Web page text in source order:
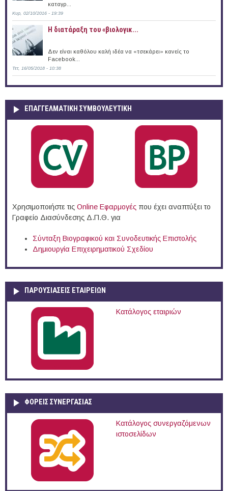
καταγρ...
Κυρ, 02/10/2016 - 19:39
Η διατάραξη του «βιολογικ...
Δεν είναι καθόλου καλή ιδέα να «τσεκάρει» κανείς το
Facebook...
Τετ, 16/05/2018 - 10:38
ΕΠΑΓΓΕΛΜΑΤΙΚΉ ΣΥΜΒΟΥΛΕΥΤΙΚΉ
Χρησιμοποιήστε τις Online Eφαρμογές που έχει αναπτύξει το
Γραφείο Διασύνδεσης Δ.Π.Θ. για
Σύνταξη Βιογραφικού και Συνοδευτικής Επιστολής
Δημιουργία Επιχειρηματικού Σχεδίου
ΠΑΡΟΥΣΙΆΣΕΙΣ ΕΤΑΙΡΕΙΏΝ
Κατάλογος εταιριών
ΦΟΡΕΙΣ ΣΥΝΕΡΓΑΣΙΑΣ
Κατάλογος συνεργαζόμενων
ιστοσελίδων